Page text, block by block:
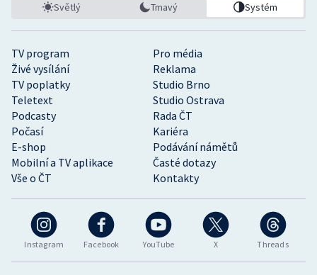
Instagram Facebook YouTube X Threads
TV program
Pro média
Živé vysílání
Reklama
TV poplatky
Studio Brno
Teletext
Studio Ostrava
Podcasty
Rada ČT
Počasí
Kariéra
E-shop
Podávání námětů
Mobilní a TV aplikace
Časté dotazy
Vše o ČT
Kontakty
Světlý Tmavý Systém